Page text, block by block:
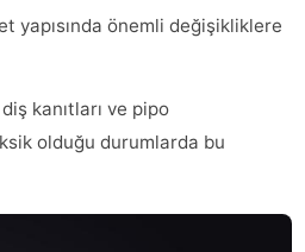
yapısında önemli değişikliklere
kanıtları ve pipo
olduğu durumlarda bu